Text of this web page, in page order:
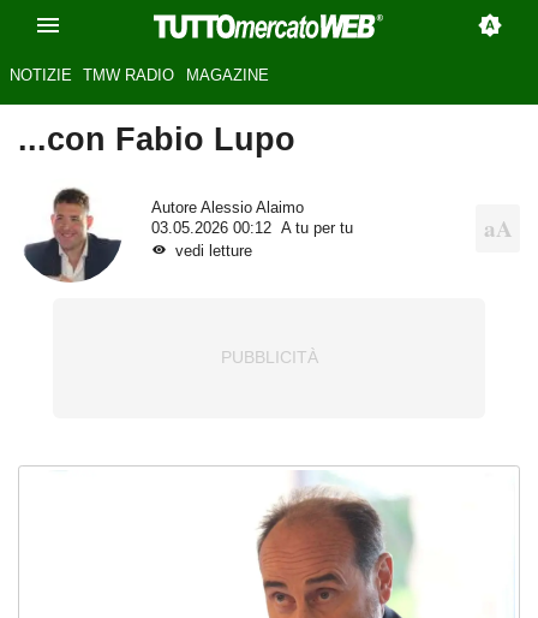
NOTIZIE TMW RADIO MAGAZINE
...con Fabio Lupo
Autore Alessio Alaimo
03.05.2026 00:12
A tu per tu
vedi letture